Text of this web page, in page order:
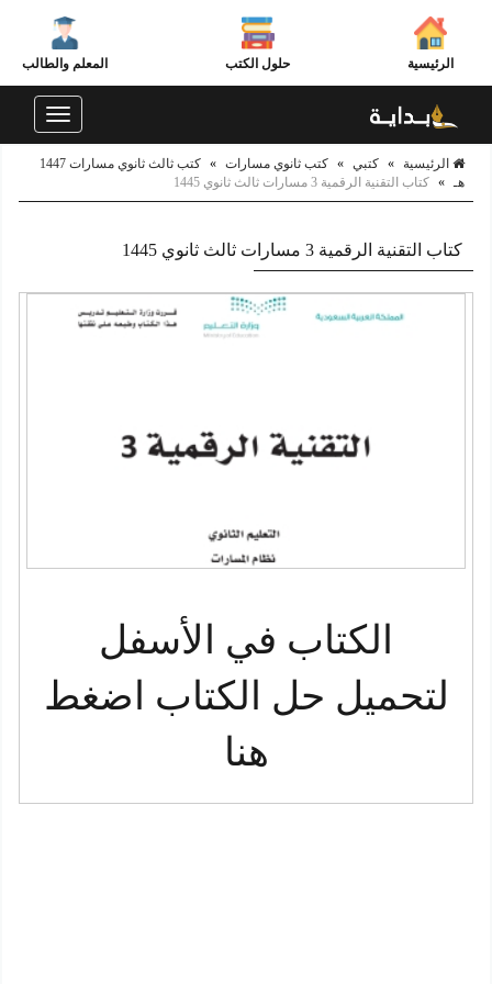
الرئيسية حلول الكتب المعلم والطالب
Toggle
الرئيسية » كتبي » كتب ثانوي مسارات »
كتب ثالث ثانوي مسارات 1447
هـ » كتاب التقنية الرقمية 3 مسارات ثالث ثانوي 1445
كتاب التقنية الرقمية 3 مسارات ثالث ثانوي 1445
الكتاب في الأسفل
لتحميل حل الكتاب اضغط
هنا